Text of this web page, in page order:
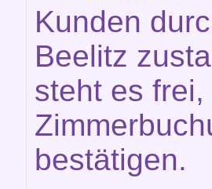
Kunden
Beelitz
steht es frei,
bestätigen.